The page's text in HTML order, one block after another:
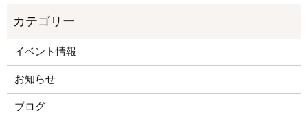
イベント情報
お知らせ
ブログ